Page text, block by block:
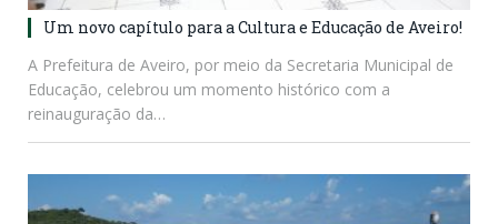
Um novo capítulo para a Cultura e Educação de Aveiro!
A Prefeitura de Aveiro, por meio da Secretaria Municipal de
Educação, celebrou um momento histórico com a
reinauguração da…